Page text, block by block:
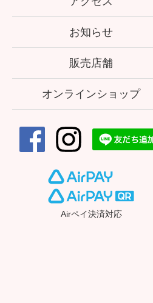
お知らせ
販売店舗
オンラインショップ
Airペイ決済対応